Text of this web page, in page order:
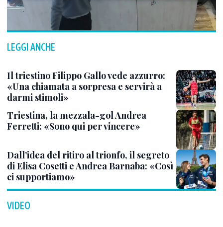
LEGGI ANCHE
Il triestino Filippo Gallo vede azzurro:
«Una chiamata a sorpresa e servirà a
darmi stimoli»
Triestina, la mezzala-gol Andrea
Ferretti: «Sono qui per vincere»
Dall’idea del ritiro al trionfo, il segreto
di Elisa Cosetti e Andrea Barnaba: «Così
ci supportiamo»
VIDEO